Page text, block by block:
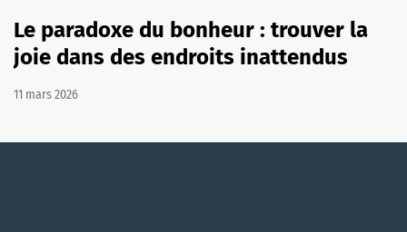
Le paradoxe du bonheur : trouver la
joie dans des endroits inattendus
11 mars 2026